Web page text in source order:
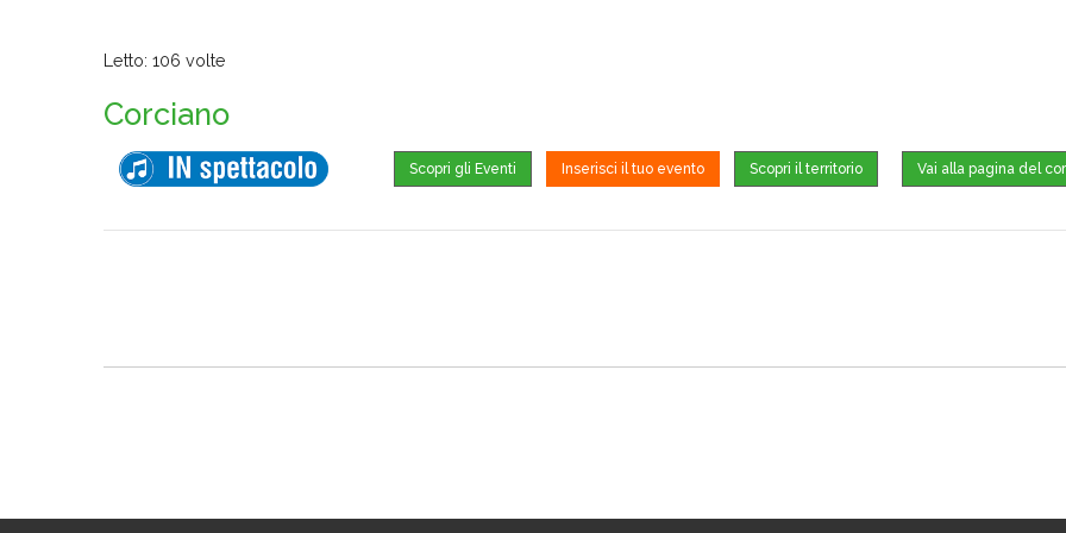
Letto: 106 volte
Corciano
Scopri gli Eventi Inserisci il tuo evento Scopri il territorio Vai alla pagina del